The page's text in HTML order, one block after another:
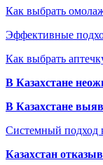
Как выбрать
Эффективные
Как выбрать
В Казахстане
В Казахстане
Системный подход
Казахстан